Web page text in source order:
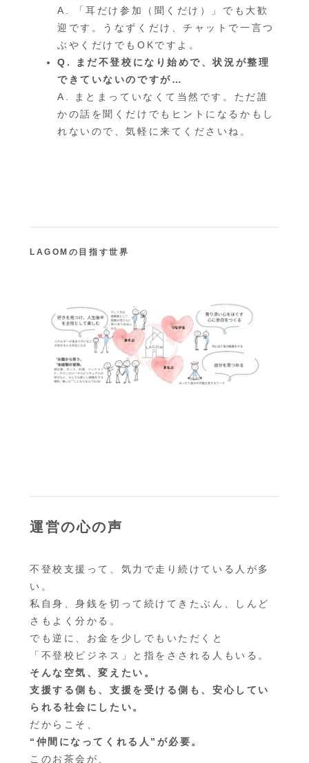
A. 「耳だけ参加（聞くだけ）」でも大歓
迎です。うなずくだけ、チャットで一言つ
ぶやくだけでもOKですよ。
Q. まだ不登校になり始めで、状況が整理
できていないのですが…
A. まとまっていなくて当然です。ただ誰
かの話を聞くだけでもヒントになるかもし
れないので、気軽に来てくださいね。
LAGOMの目指す世界
運営の心の声
不登校支援って、気力で走り続けている人が多
い。
私自身、身銭を切って続けてきたぶん、しんど
さもよく分かる。
でも逆に、お金を少しでもいただくと
「不登校ビジネス」と指をさされる人もいる。
そんな空気、変えたい。
支援する側も、支援を受ける側も、安心してい
られる社会にしたい。
だからこそ、
“仲間になってくれる人”が必要。
このお茶会が、